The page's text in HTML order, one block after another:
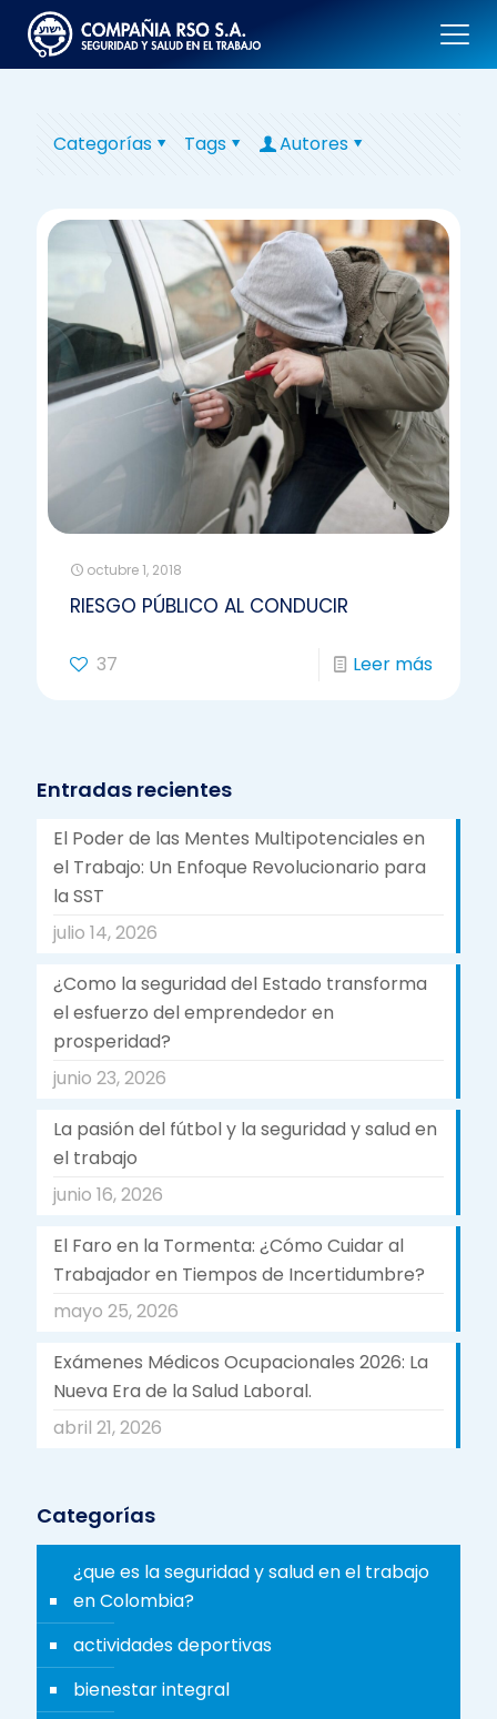
Categorías Tags Autores
octubre 1, 2018
RIESGO PÚBLICO AL CONDUCIR
37 Leer más
Entradas recientes
El Poder de las Mentes Multipotenciales en
el Trabajo: Un Enfoque Revolucionario para
la SST
julio 14, 2026
¿Como la seguridad del Estado transforma
el esfuerzo del emprendedor en
prosperidad?
junio 23, 2026
La pasión del fútbol y la seguridad y salud en
el trabajo
junio 16, 2026
El Faro en la Tormenta: ¿Cómo Cuidar al
Trabajador en Tiempos de Incertidumbre?
mayo 25, 2026
Exámenes Médicos Ocupacionales 2026: La
Nueva Era de la Salud Laboral.
abril 21, 2026
Categorías
¿que es la seguridad y salud en el trabajo
en Colombia?
actividades deportivas
bienestar integral